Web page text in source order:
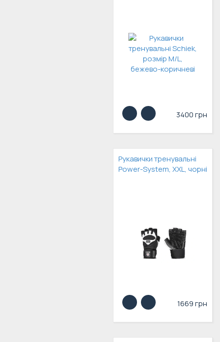
3400 грн
Рукавички тренувальні
Power-System, XXL, чорні
1669 грн